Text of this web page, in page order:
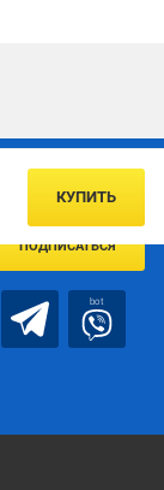
КУПИТЬ
об акцияx и
ПОДПИСАТЬСЯ
bot